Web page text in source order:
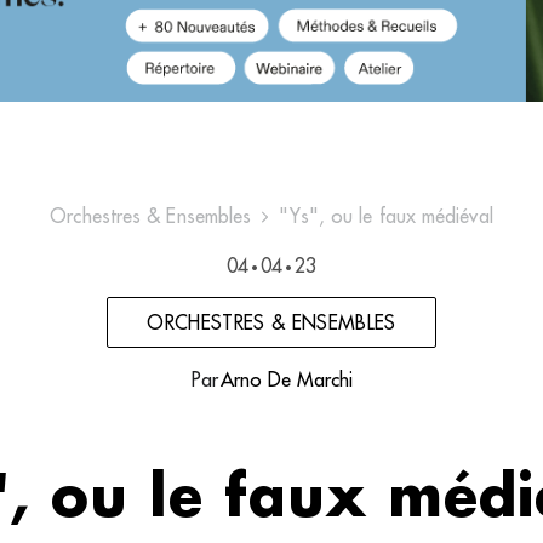
Orchestres & Ensembles "Ys", ou le faux médiéval
04 • 04 • 23
ORCHESTRES & ENSEMBLES
ParArno De Marchi
ou le faux